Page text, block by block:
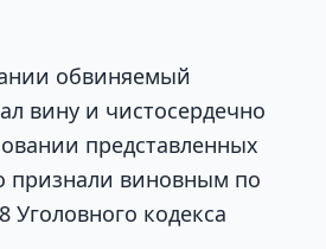
обвиняемый
вину и чистосердечно
представленных
признали виновным по
Уголовного кодекса